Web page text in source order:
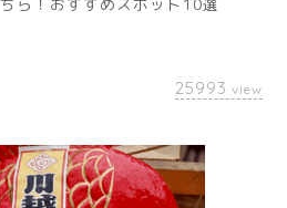
ちら！おすすめスポット10選
25993 view